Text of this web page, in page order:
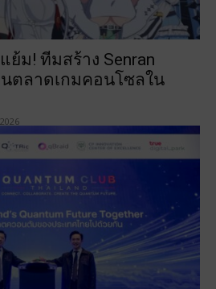
ย้ม! ทีมสร้าง Senran
ตลาดเกมคอนโซลใน